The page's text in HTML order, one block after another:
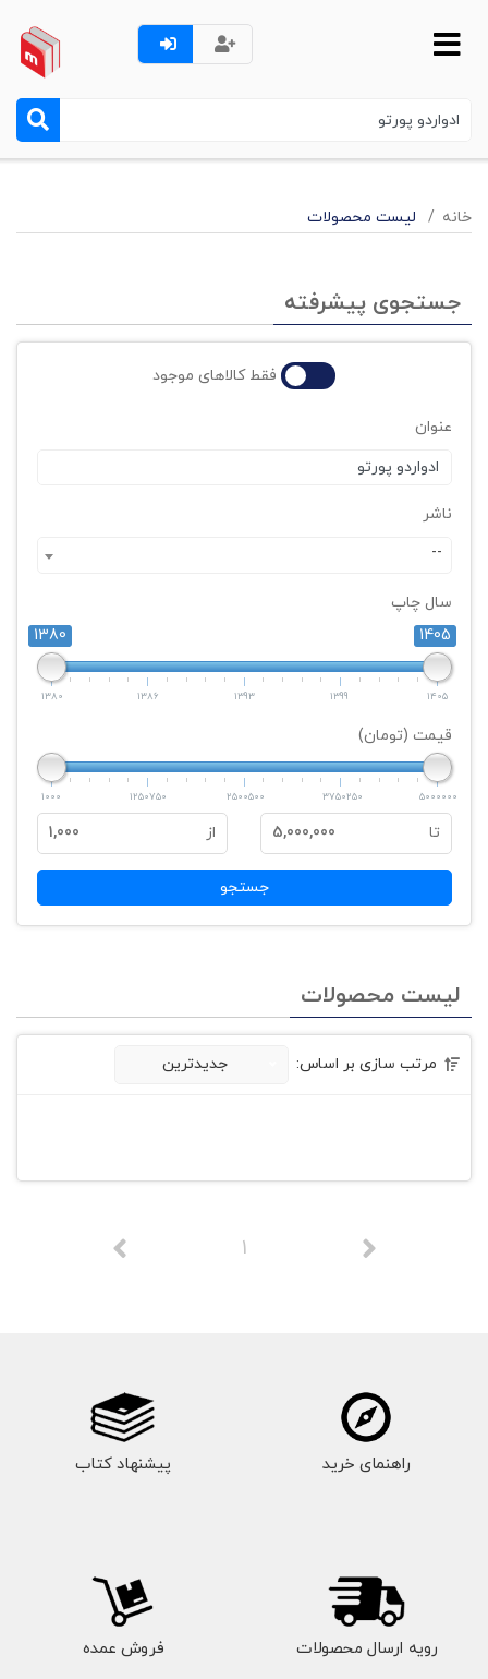
خانه لیست محصولات
جستجوی پیشرفته
فقط کالاهای موجود
عنوان
ناشر
--
سال چاپ
1380
1405
1380 1386 1393 1399 1405
قیمت (تومان)
1000 1250750 2500500 3750250 5000000
تا 5,000,000 از 1,000
جستجو
لیست محصولات
مرتب سازی بر اساس: جدیدترین
1
راهنمای خرید پیشنهاد کتاب
رویه ارسال محصولات فروش عمده